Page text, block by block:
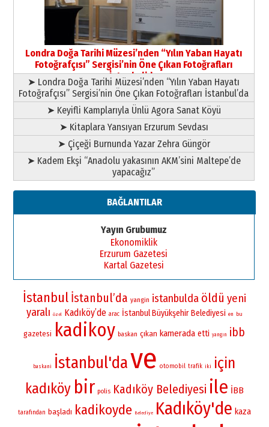
Yusuf POLAT
Şampiyonluk Sebahattin Şirin’e
yazar
11 Mayıs 2026 Pazartesi
Londra Doğa Tarihi Müzesi’nden “Yılın Yaban Hayatı
Fotoğrafçısı” Sergisi’nin Öne Çıkan Fotoğrafları
İstanbul’da
➤ Londra Doğa Tarihi Müzesi’nden “Yılın Yaban Hayatı
Fotoğrafçısı” Sergisi’nin Öne Çıkan Fotoğrafları İstanbul’da
➤ Keyifli Kamplarıyla Ünlü Agora Sanat Köyü
➤ Kitaplara Yansıyan Erzurum Sevdası
➤ Çiçeği Burnunda Yazar Zehra Güngör
➤ Kadem Ekşi “Anadolu yakasının AKM’sini Maltepe’de
yapacağız”
BAĞLANTILAR
Yayın Grubumuz
Ekonomiklik
Erzurum Gazetesi
Kartal Gazetesi
İstanbul İstanbul’da yangin istanbulda öldü yeni
yaralı özel Kadıköy’de arac İstanbul Büyükşehir Belediyesi en bu
gazetesi kadikoy baskan çıkan kamerada etti yangın ibb
baskani İstanbul'dave otomobil trafik iki için
kadıköy bir polis Kadıköy Belediyesi ile İBB
tarafından başladı kadikoyde Belediye Kadıköy'de kaza